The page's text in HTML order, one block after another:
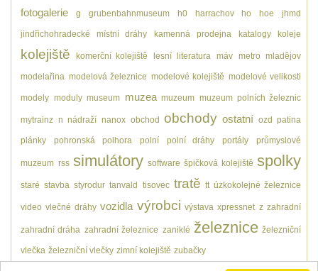
fotogalerie g grubenbahnmuseum h0 harrachov ho hoe jhmd
jindřichohradecké místní dráhy kamenná prodejna katalogy koleje
kolejiště komerční kolejiště lesní literatura máv metro mladějov
modelařina modelová železnice modelové kolejiště modelové velikosti
modely moduly museum muzea muzeum muzeum polních železnic
mytrainz n nádraží nanox obchod obchody ostatní ozd patina
plánky pohronská polhora polní polní dráhy portály průmyslové
muzeum rss simulátory software špičková kolejiště spolky
staré stavba styrodur tanvald tisovec tratě tt úzkokolejné železnice
video vlečné dráhy vozidla výrobci výstava xpressnet z zahradní
zahradní dráha zahradní železnice zaniklé železnice železniční
vlečka železniční vlečky zimní kolejiště zubačky